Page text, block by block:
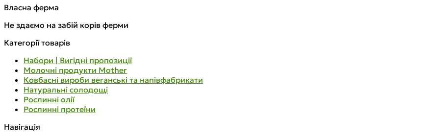
Власна ферма
Не здаємо на забій корів ферми
Категорії товарів
Набори | Вигідні пропозиції
Молочні продукти Mother
Ковбасні вироби веганські та напівфабрикати
Натуральні солодощі
Рослинні олії
Рослинні протеїни
Навігація